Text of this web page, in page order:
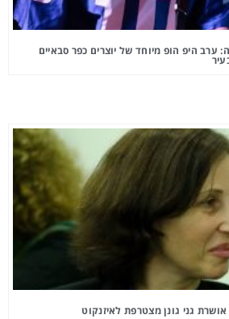
היפ הופ מיוחד של יוצרים כפר סבאיים
גני גונן מצטרפת לאיזנקוט